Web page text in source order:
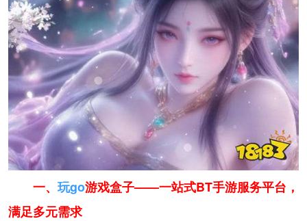
一、 玩go游戏盒子——一站式BT手游服务平台，
满足多元需求